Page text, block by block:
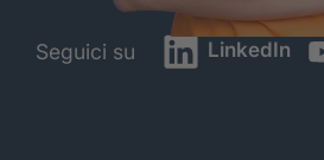
Seguici su LinkedIn